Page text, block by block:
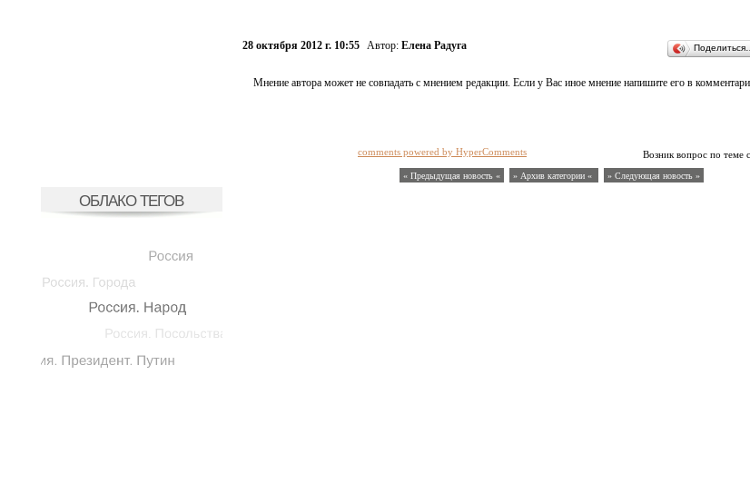
ОБЛАКО ТЕГОВ
28 октября 2012 г. 10:55 Автор: Елена Радуга Поделиться…
Мнение автора может не совпадать с мнением редакции. Если у Вас иное мнение напишите его в
Возник вопрос по теме
comments powered by HyperComments
« Предыдущая новость « » Архив категории « » Следующая новость »